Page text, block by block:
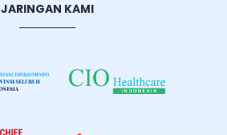
JARINGAN KAMI